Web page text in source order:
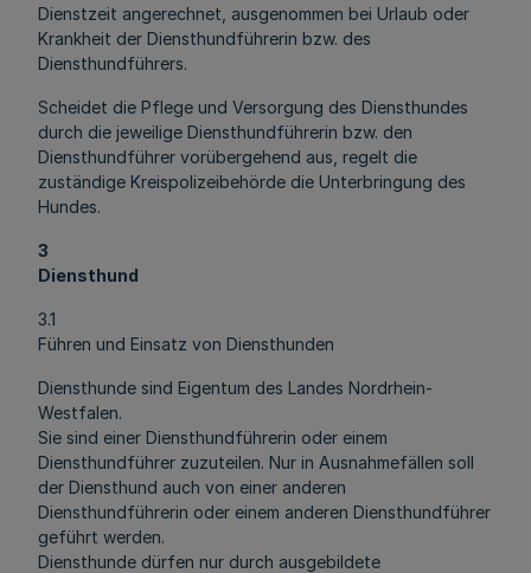
Dienstzeit angerechnet, ausgenommen bei Urlaub oder
Krankheit der Diensthundführerin bzw. des
Diensthundführers.
Scheidet die Pflege und Versorgung des Diensthundes
durch die jeweilige Diensthundführerin bzw. den
Diensthundführer vorübergehend aus, regelt die
zuständige Kreispolizeibehörde die Unterbringung des
Hundes.
3
Diensthund
3.1
Führen und Einsatz von Diensthunden
Diensthunde sind Eigentum des Landes Nordrhein-
Westfalen.
Sie sind einer Diensthundführerin oder einem
Diensthundführer zuzuteilen. Nur in Ausnahmefällen soll
der Diensthund auch von einer anderen
Diensthundführerin oder einem anderen Diensthundführer
geführt werden.
Diensthunde dürfen nur durch ausgebildete